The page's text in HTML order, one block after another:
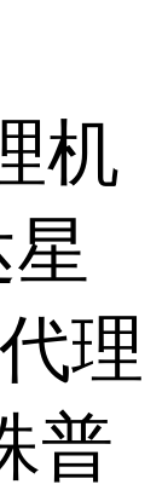
机
理
普